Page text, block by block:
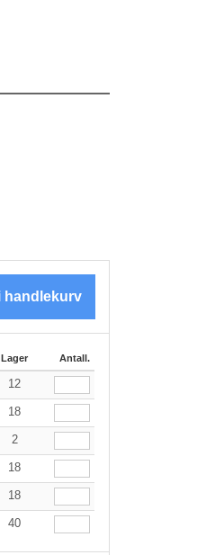
Lager Antall.
12
18
2
18
18
40